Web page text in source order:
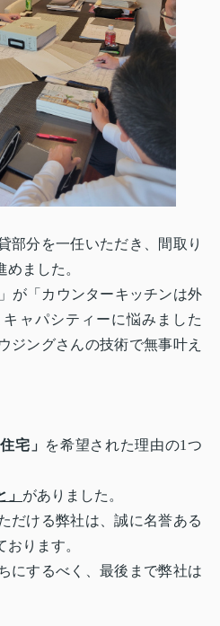
部分を一任いただき、間取り
ました。
が「カウンターキッチンは外
ャパシティーに悩みました
ジングさんの技術で無事叶え
宅」 を希望された理由の1 つ
がありました。
だける弊社は、誠に名誉ある
ります。
にするべく、最後まで弊社は